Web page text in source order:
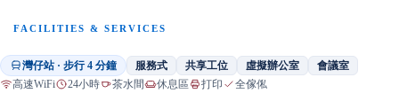
FACILITIES & SERVICES
灣仔站 · 步行 4 分鐘 服務式 共享工位 虛擬辦公室 會議室
高速WiFi 24小時 茶水間 休息區 打印 全傢俬